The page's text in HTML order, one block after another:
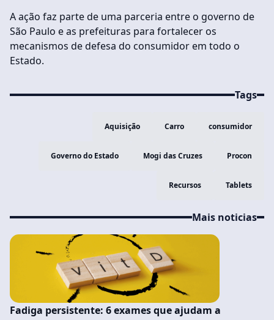
A ação faz parte de uma parceria entre o governo de
São Paulo e as prefeituras para fortalecer os
mecanismos de defesa do consumidor em todo o
Estado.
Tags
Aquisição Carro consumidor
Governo do Estado Mogi das Cruzes Procon
Recursos Tablets
Mais noticias
Fadiga persistente: 6 exames que ajudam a